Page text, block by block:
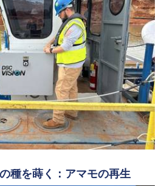
種を蒔く：アマモの再生